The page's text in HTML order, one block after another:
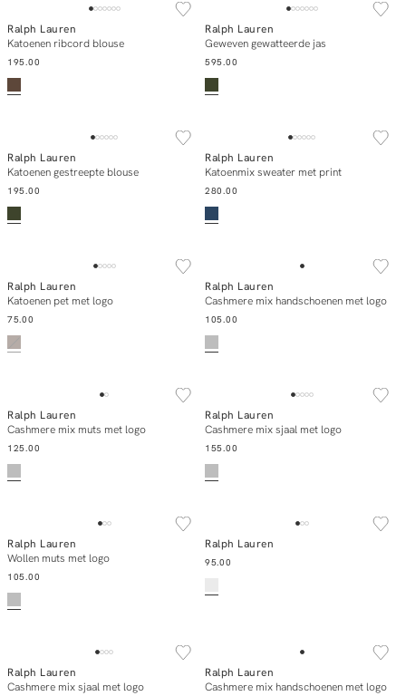
Add to cart
Ralph Lauren
Katoenen ribcord blouse
195.00
Add to cart
Ralph Lauren
Geweven gewatteerde jas
595.00
Add to cart
Ralph Lauren
Katoenen gestreepte blouse
195.00
Add to cart
Ralph Lauren
Katoenmix sweater met print
280.00
Notify me
Ralph Lauren
Katoenen pet met logo
75.00
Add to cart
Ralph Lauren
Cashmere mix handschoenen met logo
105.00
Add to cart
Ralph Lauren
Cashmere mix muts met logo
125.00
Add to cart
Ralph Lauren
Cashmere mix sjaal met logo
155.00
Add to cart
Ralph Lauren
Wollen muts met logo
105.00
Ralph Lauren
95.00
Add to cart
Ralph Lauren
Cashmere mix sjaal met logo
Add to cart
Ralph Lauren
Cashmere mix handschoenen met logo